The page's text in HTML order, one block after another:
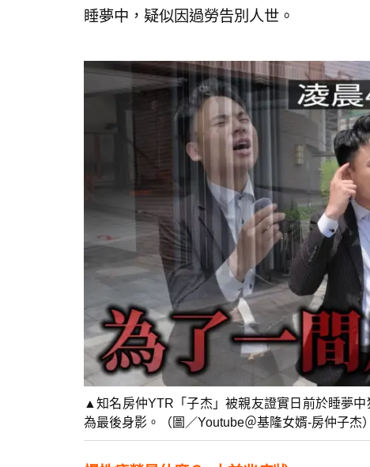
睡夢中，疑似因過勞告別人世。
▲知名房仲YTR「子杰」被親友證實日前於睡夢
為最後身影。（圖／Youtube＠基隆女婿-房仲子杰）